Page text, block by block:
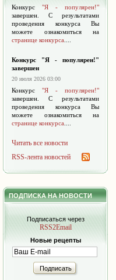
Конкурс "Я - популярен!"
завершен. С результатами
проведения конкурса Вы
можете ознакомиться на
странице конкурса
Конкурс "Я - популярен!"
завершен
20 июля 2026 03:00
Конкурс "Я - популярен!"
завершен. С результатами
проведения конкурса Вы
можете ознакомиться на
странице конкурса
Читать все новости
RSS-лента новостей
ПОДПИСКА НА НОВОСТИ
Подписаться через
RSS2Email
Новые рецепты
Подписать